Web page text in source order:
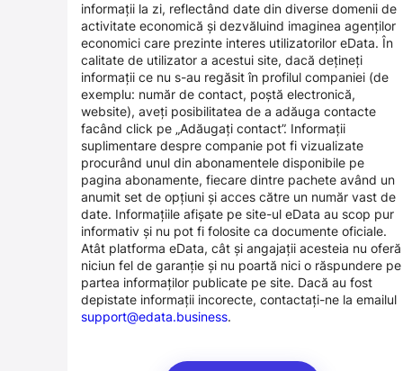
informații la zi, reflectând date din diverse domenii de
activitate economică și dezvăluind imaginea agenților
economici care prezinte interes utilizatorilor eData. În
calitate de utilizator a acestui site, dacă dețineți
informații ce nu s-au regăsit în profilul companiei (de
exemplu: număr de contact, poștă electronică,
website), aveți posibilitatea de a adăuga contacte
facând click pe „Adăugați contact”. Informații
suplimentare despre companie pot fi vizualizate
procurând unul din abonamentele disponibile pe
pagina abonamente, fiecare dintre pachete având un
anumit set de opțiuni și acces către un număr vast de
date. Informațiile afișate pe site-ul eData au scop pur
informativ și nu pot fi folosite ca documente oficiale.
Atât platforma eData, cât și angajații acesteia nu oferă
niciun fel de garanție și nu poartă nici o răspundere pe
partea informaților publicate pe site. Dacă au fost
depistate informații incorecte, contactați-ne la emailul
support@edata.business.